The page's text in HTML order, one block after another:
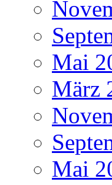
Mai
März
Mai